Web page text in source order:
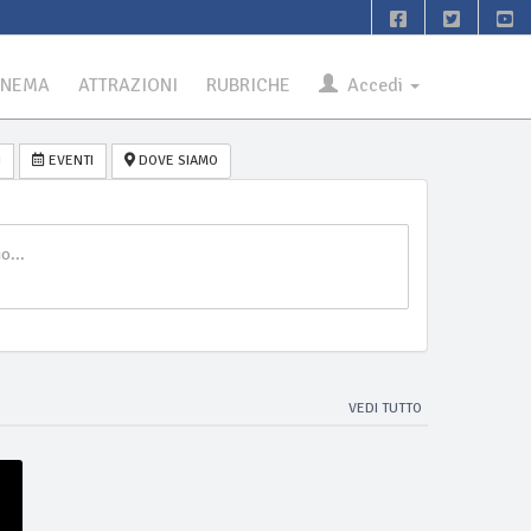
ATTRAZIONI RUBRICHE Accedi
EVENTI DOVE SIAMO
VEDI TUTTO